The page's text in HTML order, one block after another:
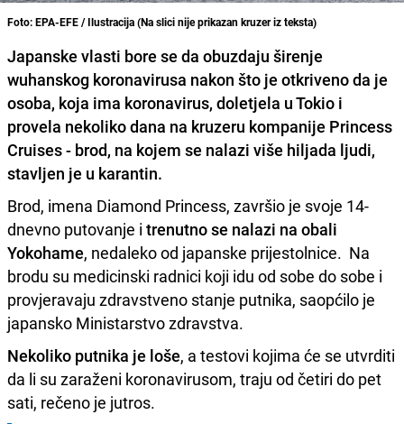
Foto: EPA-EFE / Ilustracija (Na slici nije prikazan kruzer iz teksta)
Japanske vlasti bore se da obuzdaju širenje
wuhanskog koronavirusa nakon što je otkriveno da je
osoba, koja ima koronavirus, doletjela u Tokio i
provela nekoliko dana na kruzeru kompanije Princess
Cruises - brod, na kojem se nalazi više hiljada ljudi,
stavljen je u karantin.
Brod, imena Diamond Princess, završio je svoje 14-
dnevno putovanje i trenutno se nalazi na obali
Yokohame, nedaleko od japanske prijestolnice. Na
brodu su medicinski radnici koji idu od sobe do sobe i
provjeravaju zdravstveno stanje putnika, saopćilo je
japansko Ministarstvo zdravstva.
Nekoliko putnika je loše, a testovi kojima će se utvrditi
da li su zaraženi koronavirusom, traju od četiri do pet
sati, rečeno je jutros.